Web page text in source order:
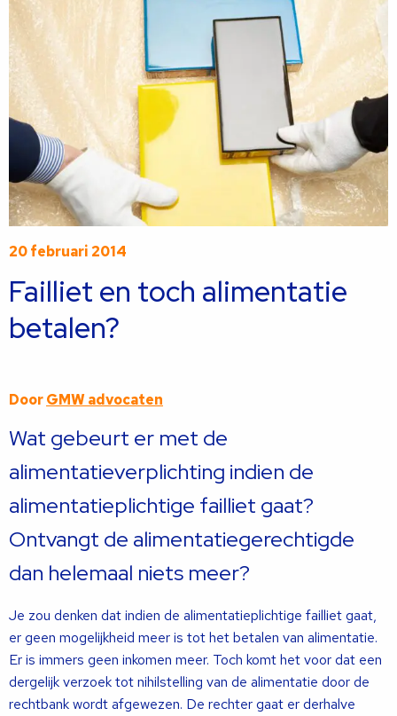
20 februari 2014
Failliet en toch alimentatie
betalen?
DoorGMW advocaten
Wat gebeurt er met de
alimentatieverplichting indien de
alimentatieplichtige failliet gaat?
Ontvangt de alimentatiegerechtigde
dan helemaal niets meer?
Je zou denken dat indien de alimentatieplichtige failliet gaat,
er geen mogelijkheid meer is tot het betalen van alimentatie.
Er is immers geen inkomen meer. Toch komt het voor dat een
dergelijk verzoek tot nihilstelling van de alimentatie door de
rechtbank wordt afgewezen. De rechter gaat er derhalve